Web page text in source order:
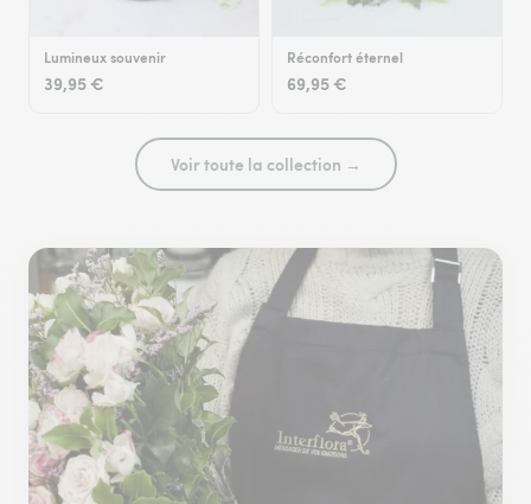
Lumineux souvenir
39,95 €
Réconfort éternel
69,95 €
Voir toute la collection →